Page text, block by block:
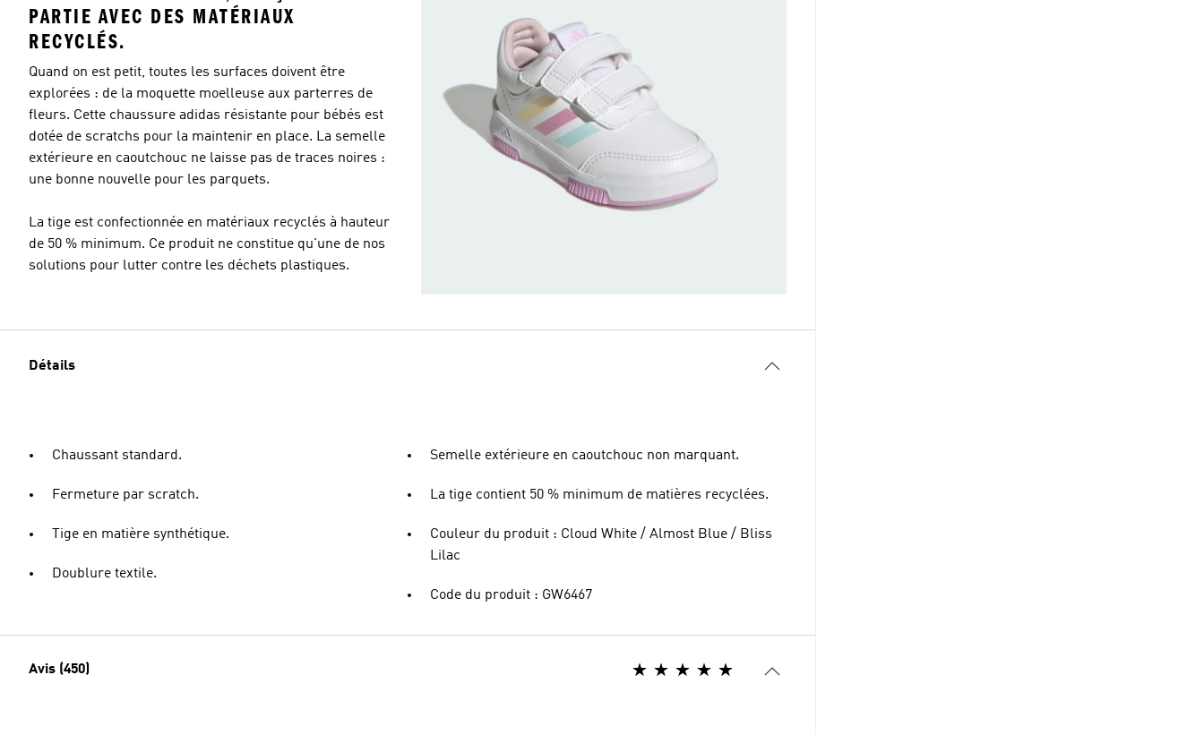
PARTIE AVEC DES MATÉRIAUX
RECYCLÉS.
Quand on est petit, toutes les surfaces doivent être
explorées : de la moquette moelleuse aux parterres de
fleurs. Cette chaussure adidas résistante pour bébés est
dotée de scratchs pour la maintenir en place. La semelle
extérieure en caoutchouc ne laisse pas de traces noires :
une bonne nouvelle pour les parquets.
La tige est confectionnée en matériaux recyclés à hauteur
de 50 % minimum. Ce produit ne constitue qu'une de nos
solutions pour lutter contre les déchets plastiques.
Détails
Chaussant standard.
Fermeture par scratch.
Tige en matière synthétique.
Doublure textile.
Semelle extérieure en caoutchouc non marquant.
La tige contient 50 % minimum de matières recyclées.
Couleur du produit : Cloud White / Almost Blue / Bliss
Lilac
Code du produit : GW6467
Avis (450)